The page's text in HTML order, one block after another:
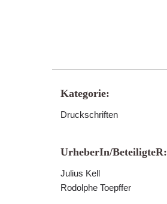
Kategorie:
Druckschriften
UrheberIn/BeteiligteR:
Julius Kell
Rodolphe Toepffer